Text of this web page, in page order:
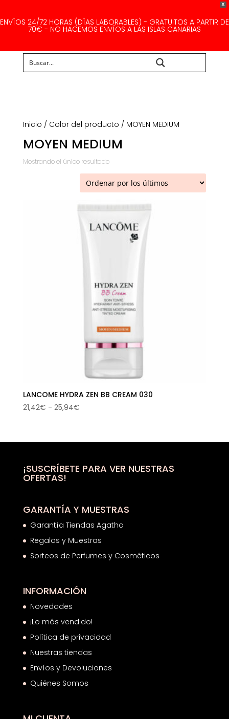
X
ENVÍOS 24/72 HORAS (DÍAS LABORABLES) - GRATUITOS A PARTIR DE
70€ - NO HACEMOS ENVÍOS A LAS ISLAS CANARIAS
Inicio / Color del producto / MOYEN MEDIUM
MOYEN MEDIUM
Mostrando el único resultado
LANCOME HYDRA ZEN BB CREAM 030
21,42€ - 25,94€Rango
desde
hasta
¡SUSCRÍBETE PARA VER NUESTRAS
OFERTAS!
GARANTÍA Y MUESTRAS
Garantía Tiendas Agatha
Regalos y Muestras
Sorteos de Perfumes y Cosméticos
INFORMACIÓN
Novedades
¡Lo más vendido!
Política de privacidad
Nuestras tiendas
Envíos y Devoluciones
Quiénes Somos